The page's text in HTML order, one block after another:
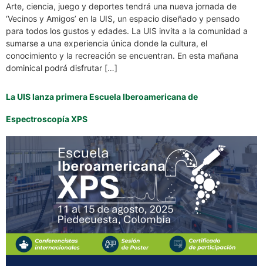
Arte, ciencia, juego y deportes tendrá una nueva jornada de
‘Vecinos y Amigos’ en la UIS, un espacio diseñado y pensado
para todos los gustos y edades. La UIS invita a la comunidad a
sumarse a una experiencia única donde la cultura, el
conocimiento y la recreación se encuentran. En esta mañana
dominical podrá disfrutar […]
La UIS lanza primera Escuela Iberoamericana de
Espectroscopía XPS